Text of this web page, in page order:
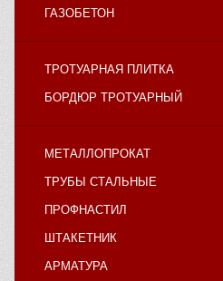
ГАЗОБЕТОН
ТРОТУАРНАЯ ПЛИТКА
БОРДЮР ТРОТУАРНЫЙ
МЕТАЛЛОПРОКАТ
ТРУБЫ СТАЛЬНЫЕ
ПРОФНАСТИЛ
ШТАКЕТНИК
АРМАТУРА